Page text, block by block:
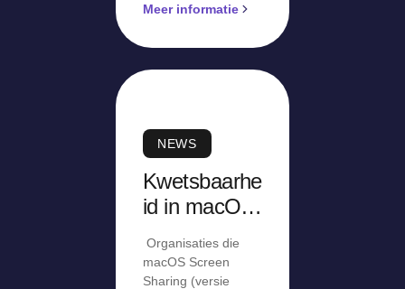
Meer informatie
NEWS
Kwetsbaarhe
id in macOS
Sharing
Organisaties die
macOS Screen
Sharing (versie